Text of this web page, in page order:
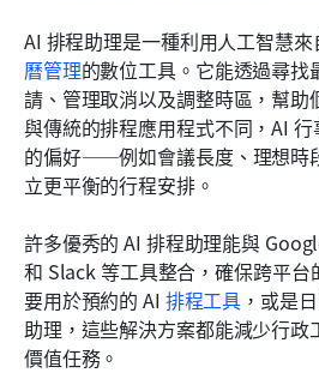
AI 排程助理是一種利用人工智慧
曆管理的數位工具。它能透過尋
請、管理取消以及調整時區，幫助
與傳統的排程應用程式不同，AI
的偏好——例如會議長度、理想
立更平衡的行程安排。
許多優秀的 AI 排程助理能與
和 Slack 等工具整合，確保跨平台
要用於預約的 AI 排程工具 ，或是
助理，這些解決方案都能減少行政
價值任務。